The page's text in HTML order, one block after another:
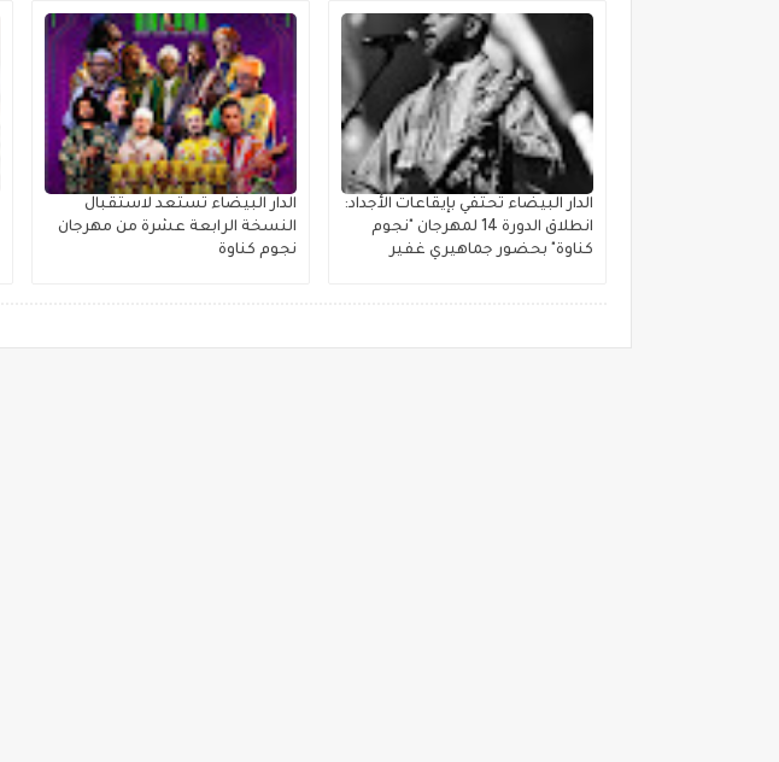
الدار البيضاء تحتفي بإيقاعات الأجداد:
انطلاق الدورة 14 لمهرجان "نجوم
كناوة" بحضور جماهيري غفير
الدار البيضاء تستعد لاستقبال
النسخة الرابعة عشرة من مهرجان
نجوم كناوة